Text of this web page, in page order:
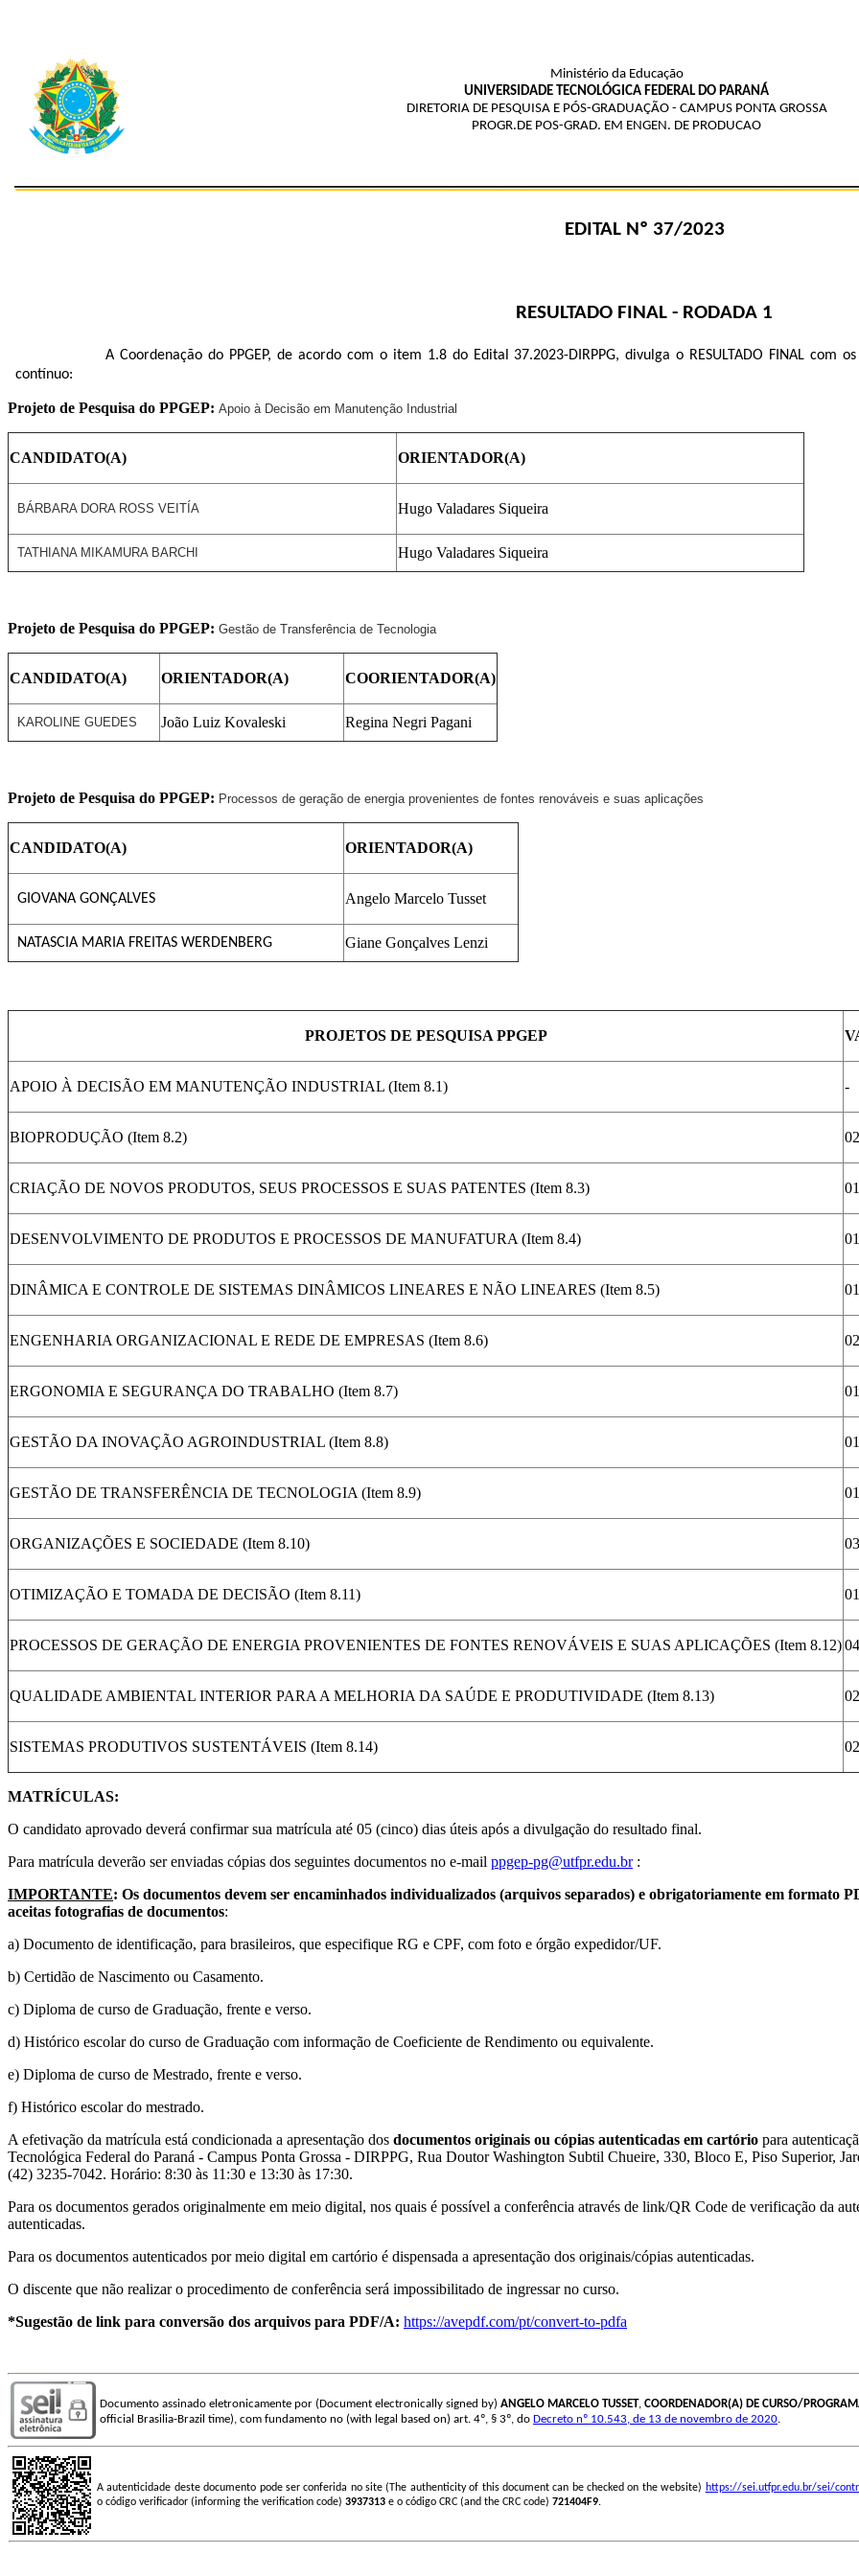
Ministério da Educação
UNIVERSIDADE TECNOLÓGICA FEDERAL DO PARANÁ
DIRETORIA DE PESQUISA E PÓS-GRADUAÇÃO - CAMPUS PONTA GROSSA
PROGR.DE POS-GRAD. EM ENGEN. DE PRODUCAO
EDITAL Nº 37/2023
RESULTADO FINAL - RODADA 1
A Coordenação do PPGEP, de acordo com o item 1.8 do Edital 37.2023-DIRPPG, divulga o RESULTADO FINAL
contínuo:
Projeto de Pesquisa do PPGEP: Apoio à Decisão em Manutenção Industrial
CANDIDATO(A) ORIENTADOR(A)
BÁRBARA DORA ROSS VEITÍA Hugo Valadares Siqueira
TATHIANA MIKAMURA BARCH Hugo Valadares Siqueira
Projeto de Pesquisa do PPGEP: Gestão de Transferência de Tecnologia
CANDIDATO(A) ORIENTADOR(A) COORIENTADOR(A)
KAROLIN E GUEDES João Luiz Kovaleski Regina Negri Pagani
Projeto de Pesquisa do PPGEP: Processos de geração de energia provenientes de fontes renováveis e suas aplicações
CANDIDATO(A) ORIENTADOR(A)
GIOVANA GONÇALVES Angelo Marcelo Tusset
NATASCIA MARIA FREITAS WERDENBERG Giane Gonçalves Lenzi
PROJETOS DE PESQUISA PPGEP
APOIO À DECISÃO EM MANUTENÇÃO INDUSTRIAL (Item 8.1) -
BIOPRODUÇÃO (Item 8.2) 02
CRIAÇÃO DE NOVOS PRODUTOS, SEUS PROCESSOS E SUAS PATENTES (Item 8.3) 01
DESENVOLVIMENTO DE PRODUTOS E PROCESSOS DE MANUFATURA (Item 8.4) 01
DINÂMICA E CONTROLE DE SISTEMAS DINÂMICOS LINEARES E NÃO LINEARES (Item 8.5) 01
ENGENHARIA ORGANIZACIONAL E REDE DE EMPRESAS (Item 8.6) 02
ERGONOMIA E SEGURANÇA DO TRABALHO (Item 8.7) 01
GESTÃO DA INOVAÇÃO AGROINDUSTRIAL (Item 8.8) 01
GESTÃO DE TRANSFERÊNCIA DE TECNOLOGIA (Item 8.9) 01
ORGANIZAÇÕES E SOCIEDADE (Item 8.10) 03
OTIMIZAÇÃO E TOMADA DE DECISÃO (Item 8.11) 01
PROCESSOS DE GERAÇÃO DE ENERGIA PROVENIENTES DE FONTES RENOVÁVEIS E SUAS APLICAÇÕES (Item 8.12)04
QUALIDADE AMBIENTAL INTERIOR PARA A MELHORIA DA SAÚDE E PRODUTIVIDADE (Item 8.13) 02
SISTEMAS PRODUTIVOS SUSTENTÁVEIS (Item 8.14) 02
MATRÍCULAS:
O candidato aprovado deverá confirmar sua matrícula até 05 (cinco) dias úteis após a divulgação do resultado final.
Para matrícula deverão ser enviadas cópias dos seguintes documentos no e-mail ppgep-pg@utfpr.edu.br:
IMPORTANTE: Os documentos devem ser encaminhados individualizados (arquivos separados) e obrigatoriamente em formato
aceitas fotografias de documentos:
a) Documento de identificação, para brasileiros, que especifique RG e CPF, com foto e órgão expedidor/UF.
b) Certidão de Nascimento ou Casamento.
c) Diploma de curso de Graduação, frente e verso.
d) Histórico escolar do curso de Graduação com informação de Coeficiente de Rendimento ou equivalente.
e) Diploma de curso de Mestrado, frente e verso.
f) Histórico escolar do mestrado.
A efetivação da matrícula está condicionada a apresentação dos documentos originais ou cópias autenticadas em cartório para
Tecnológica Federal do Paraná - Campus Ponta Grossa - DIRPPG, Rua Doutor Washington Subtil Chueire, 330, Bloco E, Piso Superior,
(42) 3235-7042. Horário: 8:30 às 11:30 e 13:30 às 17:30.
Para os documentos gerados originalmente em meio digital, nos quais é possível a conferência através de link/QR Code de verificação da
autenticadas.
Para os documentos autenticados por meio digital em cartório é dispensada a apresentação dos originais/cópias autenticadas.
O discente que não realizar o procedimento de conferência será impossibilitado de ingressar no curso.
*Sugestão de link para conversão dos arquivos para PDF/A: https://avepdf.com/pt/convert-to-pdfa
Documento assinado eletronicamente por (Document electronically signed by) ANGELO MARCELO TUSSET, COORDENADOR(A) DE CURSO/
official Brasilia-Brazil time), com fundamento no (with legal based on) art. 4º, § 3º, do Decreto nº 10.543, de 13 de novembro de 2020.
A autenticidade deste documento pode ser conferida no site (The authenticity of this document can be checked on the website) https://sei.utfpr.edu.br/sei/
o código verificador (informing the verification code) 3937313 e o código CRC (and the CRC code) 721404F9.